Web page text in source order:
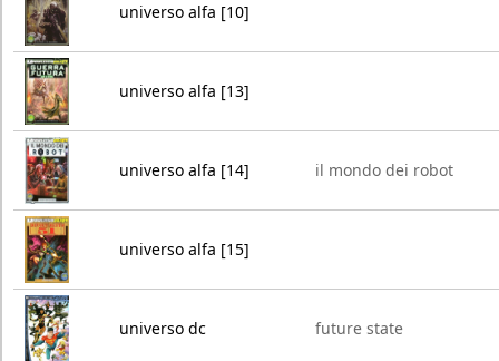
universo alfa [10]
universo alfa [13]
universo alfa [14] il mondo dei robot
universo alfa [15]
universo dc future state